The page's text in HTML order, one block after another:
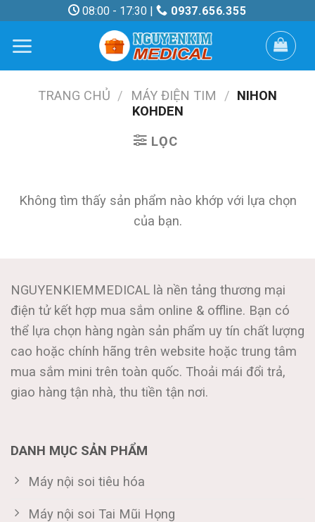
content
08:00 - 17:30 | 0937.656.355
TRANG CHỦ / MÁY ĐIỆN TIM / NIHON
KOHDEN
LỌC
Không tìm thấy sản phẩm nào khớp với lựa chọn
của bạn.
NGUYENKIEMMEDICAL là nền tảng thương mại
điện tử kết hợp mua sắm online & offline. Bạn có
thể lựa chọn hàng ngàn sản phẩm uy tín chất lượng
cao hoặc chính hãng trên website hoặc trung tâm
mua sắm mini trên toàn quốc. Thoải mái đổi trả,
giao hàng tận nhà, thu tiền tận nơi.
DANH MỤC SẢN PHẨM
Máy nội soi tiêu hóa
Máy nội soi Tai Mũi Họng